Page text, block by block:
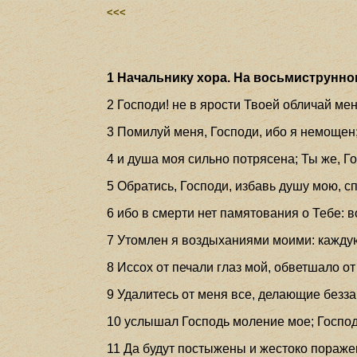
<<<
1 Начальнику хора. На
2 Господи! не в ярости Твоей обличай
3 Помилуй меня, Господи, ибо я
4 и душа моя сильно потрясена; Ты же,
5 Обратись, Господи, избавь душу мою,
6 ибо в смерти нет памятования о Тебе:
7 Утомлен я воздыханиями моими:
8 Иссох от печали глаз мой, обветшало
9 Удалитесь от меня все, делающие
10 услышал Господь моление мое;
11 Да будут постыжены и жестоко